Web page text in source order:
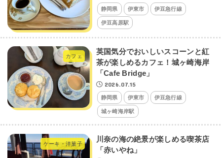
静岡県 伊東市 伊豆急行線
伊豆高原駅
カフェ
英国気分でおいしいスコーンと紅
茶が楽しめるカフェ！城ヶ崎海岸
「Cafe Bridge」
2026.07.15
静岡県 伊東市 伊豆急行線
城ヶ崎海岸駅
ケーキ・洋菓子
川奈の海の絶景が楽しめる喫茶店
「赤いやね」